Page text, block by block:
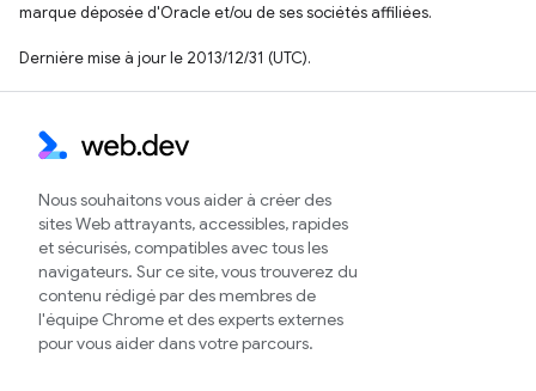
marque déposée d'Oracle et/ou de ses sociétés affiliées.
Dernière mise à jour le 2013/12/31 (UTC).
Nous souhaitons vous aider à créer des
sites Web attrayants, accessibles, rapides
et sécurisés, compatibles avec tous les
navigateurs. Sur ce site, vous trouverez du
contenu rédigé par des membres de
l'équipe Chrome et des experts externes
pour vous aider dans votre parcours.